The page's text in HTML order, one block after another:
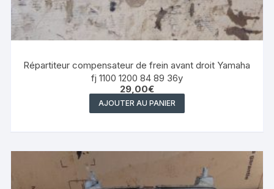
Répartiteur compensateur de frein avant droit Yamaha
fj 1100 1200 84 89 36y
29,00€
AJOUTER AU PANIER